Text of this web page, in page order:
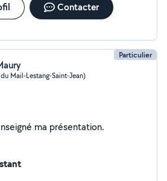
Contacter
Particulier
Mail-Lestang-Saint-Jean)
Je n'ai pas encore renseigné ma présentation.